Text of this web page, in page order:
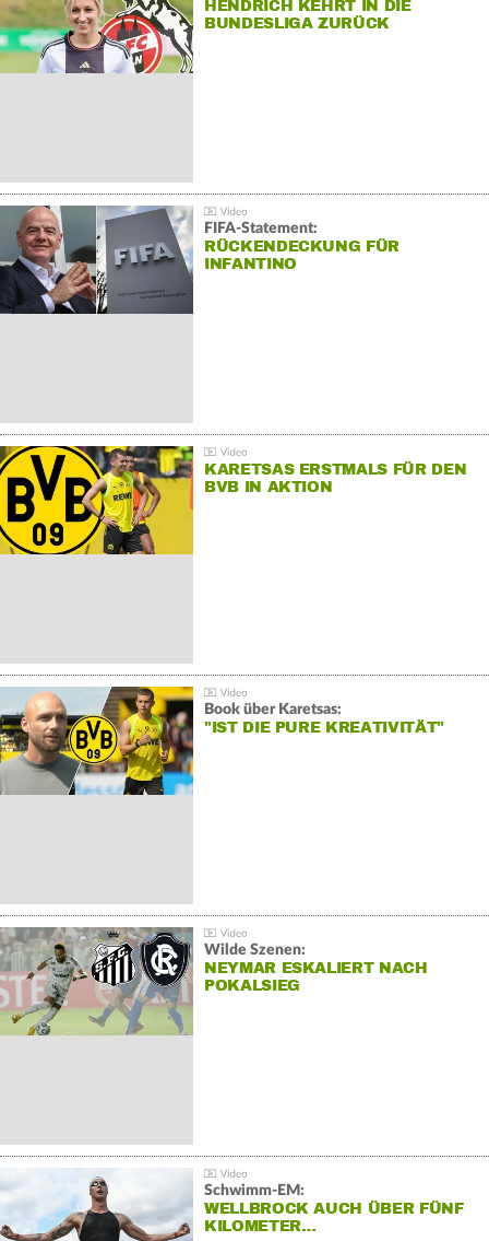
HENDRICH KEHRT IN DIE
BUNDESLIGA ZURÜCK
FIFA-Statement:
RÜCKENDECKUNG FÜR
INFANTINO
KARETSAS ERSTMALS FÜR DEN
BVB IN AKTION
Book über Karetsas:
"IST DIE PURE KREATIVITÄT"
Wilde Szenen:
NEYMAR ESKALIERT NACH
POKALSIEG
Schwimm-EM:
WELLBROCK AUCH ÜBER FÜNF
KILOMETER…